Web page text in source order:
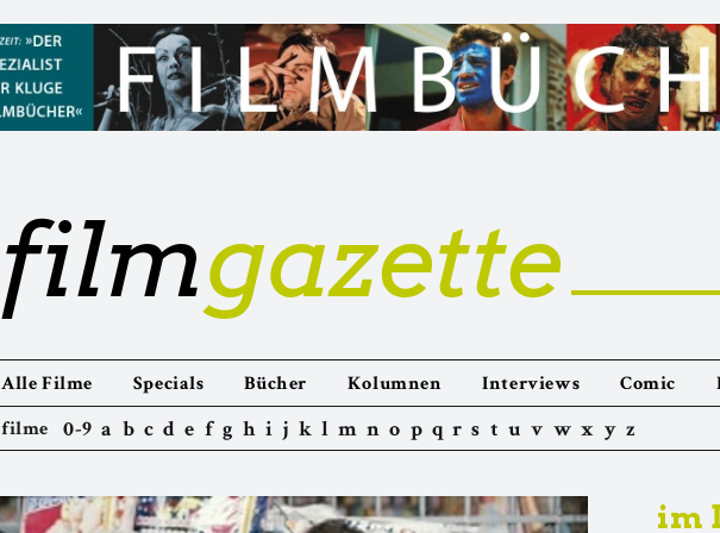
filmgazette
Alle Filme Specials Bücher Kolumnen Interviews Comic
filme 0-9 a b c d e f g h i j k l m n o p q r s t u v w x y z
im